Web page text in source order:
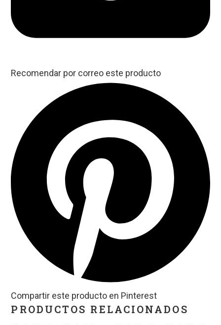
Recomendar por correo este producto
Compartir este producto en Pinterest
PRODUCTOS RELACIONADOS